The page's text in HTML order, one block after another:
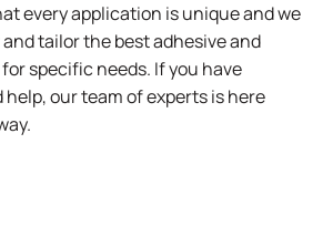
every application is unique and we
tailor the best adhesive and
specific needs. If you have
our team of experts is here